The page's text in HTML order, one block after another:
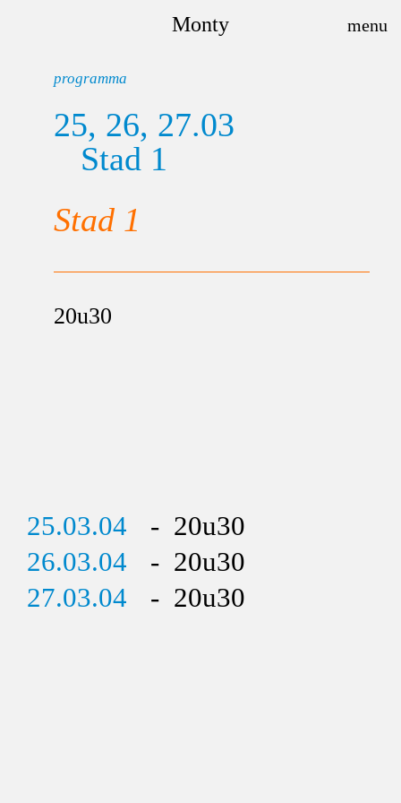
Monty
programma
25, 26, 27.03
Stad 1
Stad 1
20u30
25.03.04
- 20u30
26.03.04
- 20u30
27.03.04
- 20u30